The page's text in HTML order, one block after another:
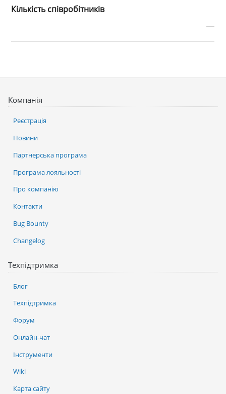
Кількість співробітників
—
Компанія
Реєстрація
Новини
Партнерська програма
Програма лояльності
Про компанію
Контакти
Bug Bounty
Changelog
Техпідтримка
Блог
Техпідтримка
Форум
Онлайн-чат
Інструменти
Wiki
Карта сайту